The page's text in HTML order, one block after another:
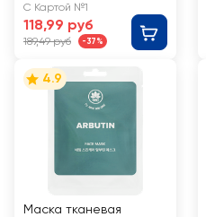
С Картой №1
118,99 руб
189,49 руб -37%
4.9
Маска тканевая